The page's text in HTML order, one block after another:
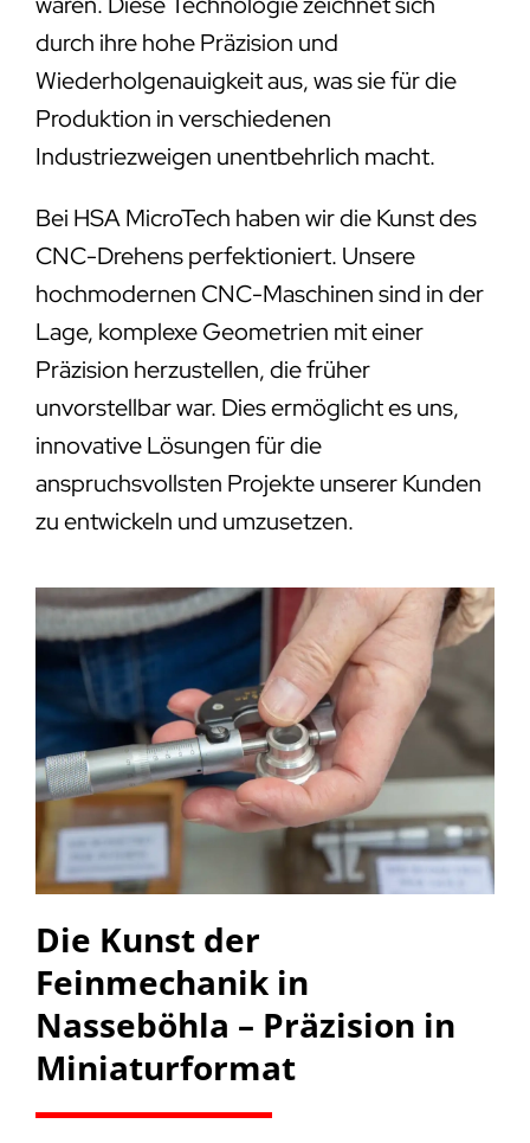
durch ihre hohe Präzision und
Wiederholgenauigkeit aus, was sie für die
Produktion in verschiedenen
Industriezweigen unentbehrlich macht.
Bei HSA MicroTech haben wir die Kunst des
CNC-Drehens perfektioniert. Unsere
hochmodernen CNC-Maschinen sind in der
Lage, komplexe Geometrien mit einer
Präzision herzustellen, die früher
unvorstellbar war. Dies ermöglicht es uns,
innovative Lösungen für die
anspruchsvollsten Projekte unserer Kunden
zu entwickeln und umzusetzen.
Die Kunst der
Feinmechanik in
Nasseböhla – Präzision in
Miniaturformat